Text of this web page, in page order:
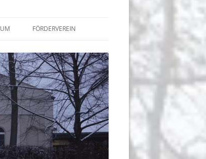
FÖRDERVEREIN
TERMINE